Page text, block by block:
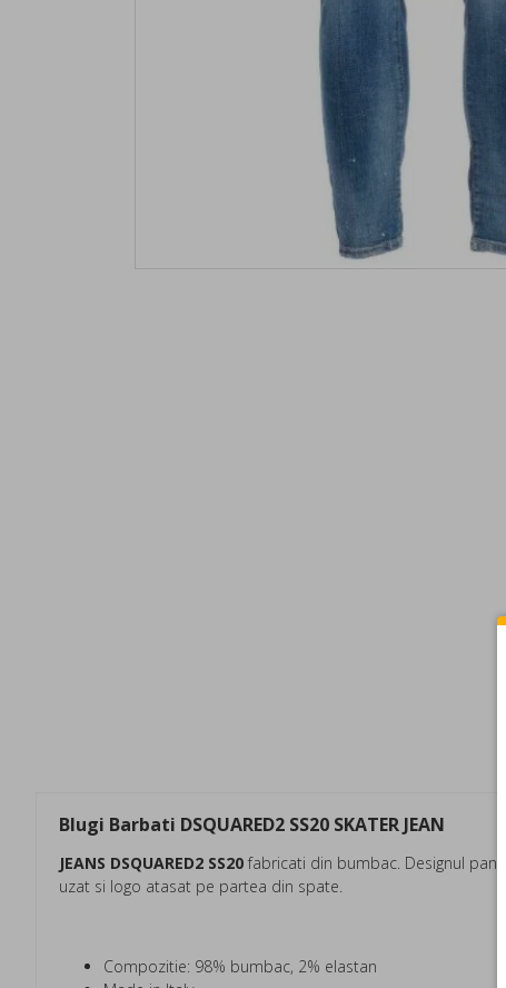
Blugi Barbati DSQUARED2 SS20 SKATER JEAN
JEANS DSQUARED2 SS20 fabricati din bumbac. Designul
uzat si logo atasat pe partea din spate.
Compozitie: 98% bumbac, 2% elastan